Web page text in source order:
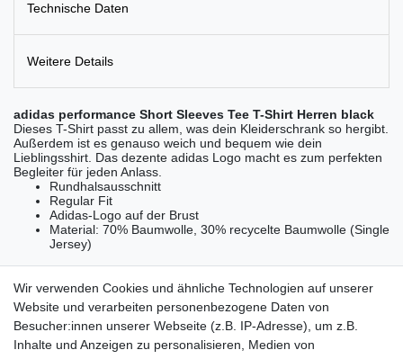
Technische Daten
Weitere Details
adidas performance Short Sleeves Tee T-Shirt Herren black
Dieses T-Shirt passt zu allem, was dein Kleiderschrank so hergibt.
Außerdem ist es genauso weich und bequem wie dein
Lieblingsshirt. Das dezente adidas Logo macht es zum perfekten
Begleiter für jeden Anlass.
Rundhalsausschnitt
Regular Fit
Adidas-Logo auf der Brust
Material: 70% Baumwolle, 30% recycelte Baumwolle (Single
Jersey)
Lieferzeit etwa 1 bis 3 Werktage
Wir verwenden Cookies und ähnliche Technologien auf unserer
Website und verarbeiten personenbezogene Daten von
Besucher:innen unserer Webseite (z.B. IP-Adresse), um z.B.
Inhalte und Anzeigen zu personalisieren, Medien von